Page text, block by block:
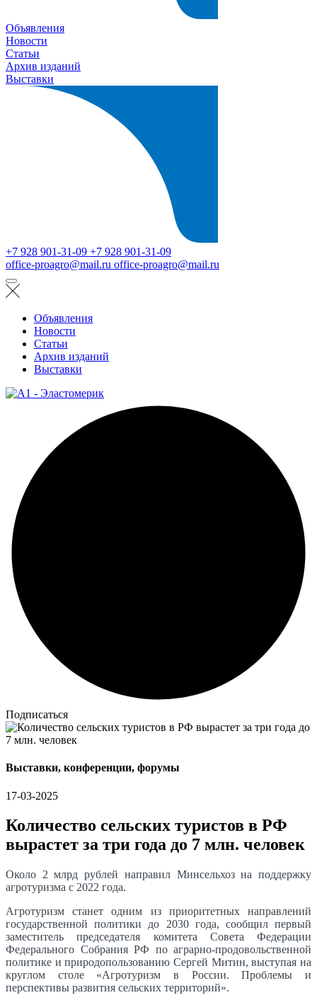
Объявления
Новости
Статьи
Архив изданий
Выставки
+7 928 901-31-09 +7 928 901-31-09
office-proagro@mail.ru office-proagro@mail.ru
Объявления
Новости
Статьи
Архив изданий
Выставки
Подписаться
Выставки, конференции, форумы
17-03-2025
Количество сельских туристов в РФ
вырастет за три года до 7 млн. человек
Около 2 млрд рублей направил Минсельхоз на поддержку
агротуризма с 2022 года.
Агротуризм станет одним из приоритетных направлений
государственной политики до 2030 года, сообщил первый
заместитель председателя комитета Совета Федерации
Федерального Собрания РФ по аграрно-продовольственной
политике и природопользованию Сергей Митин, выступая на
круглом столе «Агротуризм в России. Проблемы и
перспективы развития сельских территорий».